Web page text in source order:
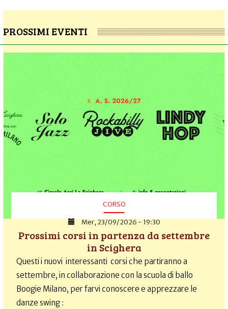
PROSSIMI EVENTI
CORSO
Mer, 23/09/2026 - 19:30
Prossimi corsi in partenza da settembre
in Scighera
Questi i nuovi interessanti corsi che partiranno a
settembre, in collaborazione con la scuola di ballo
Boogie Milano, per farvi conoscere e apprezzare le
danze swing :